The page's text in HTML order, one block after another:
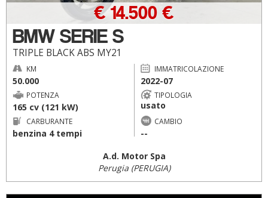
BMW SERIE S
TRIPLE BLACK ABS MY21
€ 14.500 €
KM
50.000
IMMATRICOLAZIONE
2022-07
POTENZA
165 cv (121 kW)
TIPOLOGIA
usato
CARBURANTE
benzina 4 tempi
CAMBIO
--
A.d. Motor Spa
Perugia (PERUGIA)